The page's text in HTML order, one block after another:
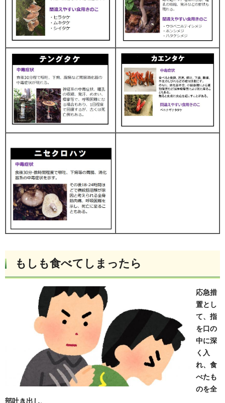
もしも食べてしまったら
応急措
置とし
て、指
を口の
中に深
く入
れ、食
べたも
のを全
部吐き出し、